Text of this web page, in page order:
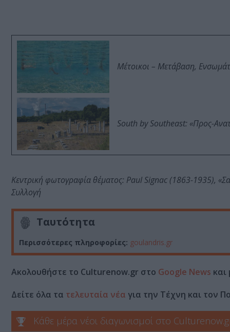
Μέτοικοι – Μετάβαση,
South by Southeast: «Προς-
Κεντρική φωτογραφία θέματος: Paul Signac (1863-1935),
Συλλογή
Ταυτότητα
Περισσότερες πληροφορίες: goulandris.gr
Ακολουθήστε το Culturenow.gr στο Google News και
Δείτε όλα τα τελευταία νέα για την Τέχνη και τον
Κάθε μέρα νέοι διαγωνισμοί στο